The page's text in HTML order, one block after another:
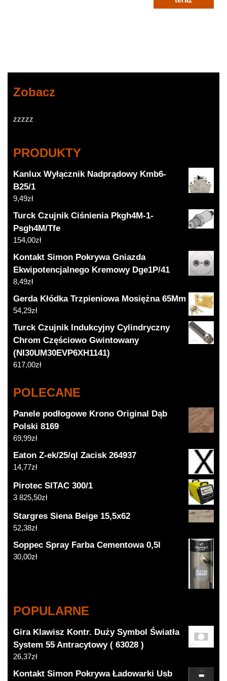
Zobacz
zzzzz
PRODUKTY
Kanlux Wyłącznik Nadprądowy Kmb6-
B25/1
9,49zł
Turck Czujnik Ciśnienia Pkgh4M-1-
Psgh4M/Tfe
154,00zł
Kontakt Simon Pokrywa Gniazda
Ekwipotencjalnego Kremowy Dge1P/41
8,49zł
Gerda Kłódka Trzpieniowa Mosiężna 65Mm
54,29zł
Turck Czujnik Indukcyjny Cylindryczny
Chrom Częściowo Gwintowany
(NI30UM30EVP6XH1141)
617,00zł
POLECANE
Panele podłogowe Krono Original Dąb
Polski 8169
69,99zł
Eaton Z-ek/25/ql Zacisk 264937
14,77zł
Pirotec SITAC 300/1
3 825,50zł
Stargres Siena Beige 15,5x62
52,38zł
Soppec Spray Farba Cementowa 0,5l
30,00zł
POPULARNE
Gira Klawisz Kontr. Duży Symbol Światła
System 55 Antracytowy ( 63028 )
26,37zł
Kontakt Simon Pokrywa Ładowarki Usb